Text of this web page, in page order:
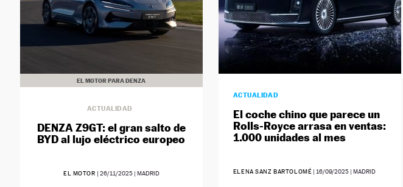
EL MOTOR PARA DENZA
ACTUALIDAD
DENZA Z9GT: el gran salto de
BYD al lujo eléctrico europeo
EL MOTOR | 26/11/2025| MADRID
ACTUALIDAD
El coche chino que parece un
Rolls-Royce arrasa en ventas:
1.000 unidades al mes
ELENA SANZ BARTOLOMÉ | 16/09/2025 | MADRID